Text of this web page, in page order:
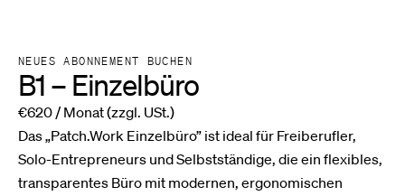
NEUES ABONNEMENT BUCHEN
B1 – Einzelbüro
€620 / Monat(zzgl. USt.)
Das „Patch.Work Einzelbüro” ist ideal für Freiberufler,
Solo-Entrepreneurs und Selbstständige, die ein flexibles,
transparentes Büro mit modernen, ergonomischen